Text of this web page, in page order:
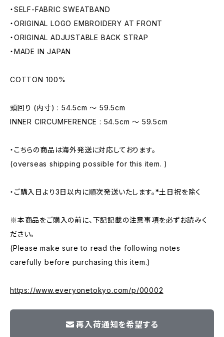
・SELF-FABRIC SWEATBAND
・ORIGINAL LOGO EMBROIDERY AT FRONT
・ORIGINAL ADJUSTABLE BACK STRAP
・MADE IN JAPAN
COTTON 100%
頭回り (内寸) : 54.5cm 〜 59.5cm
INNER CIRCUMFERENCE : 54.5cm 〜 59.5cm
・こちらの商品は海外発送に対応しております。
(overseas shipping possible for this item. )
・ご購入日より3日以内に順次発送いたします。*土日祝を除く
※本商品をご購入の前に、下記記載の注意事項を必ずお読みく
ださい。
(Please make sure to read the following notes
carefully before purchasing this item.)
https://www.everyonetokyo.com/p/00002
再入荷通知を希望する